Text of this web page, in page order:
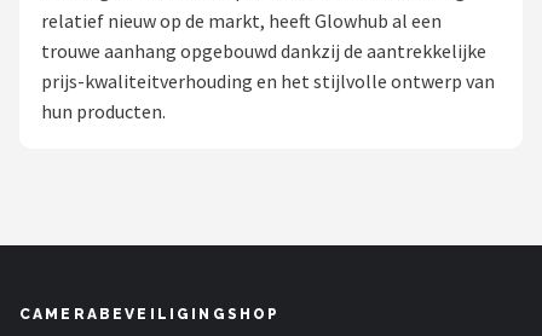
Home-Locking
Reolink
relatief nieuw op de markt, heeft Glowhub al een
trouwe aanhang opgebouwd dankzij de aantrekkelijke
prijs-kwaliteitverhouding en het stijlvolle ontwerp van
hun producten.
CAMERABEVEILIGINGSHOP